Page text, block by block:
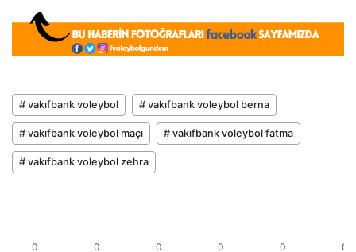
# vakıfbank voleybol # vakıfbank voleybol berna
# vakıfbank voleybol maçı # vakıfbank voleybol fatma
# vakıfbank voleybol zehra